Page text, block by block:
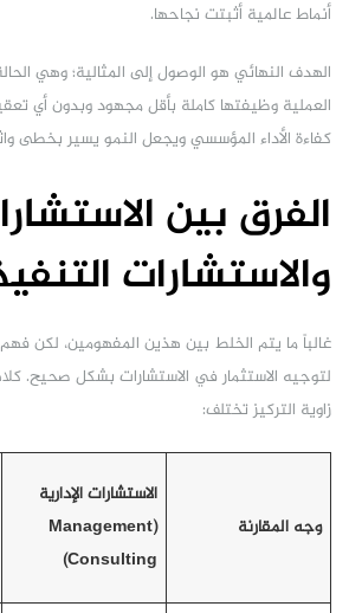
أنماط عالمية أثبتت نجاحها.
الهدف النهائي هو الوصول إلى المثالية؛ وهي
العملية وظيفتها كاملة بأقل مجهود وبدون أي
كفاءة الأداء المؤسسي ويجعل النمو يسير بخطى
الفرق بين
والاستشارات
غالباً ما يتم الخلط بين هذين المفهومين، لكن
لتوجيه الاستثمار في الاستشارات بشكل صحيح.
زاوية التركيز تختلف:
وجه المقارنة
الاستشارات الإدارية
(Management
Consulting)